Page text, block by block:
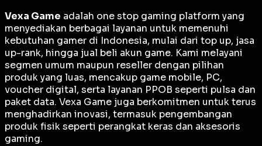
Vexa Game adalah one stop gaming platform yang
menyediakan berbagai layanan untuk memenuhi
kebutuhan gamer di Indonesia, mulai dari top up, jasa
up-rank, hingga jual beli akun game. Kami melayani
segmen umum maupun reseller dengan pilihan
produk yang luas, mencakup game mobile, PC,
voucher digital, serta layanan PPOB seperti pulsa dan
paket data. Vexa Game juga berkomitmen untuk terus
menghadirkan inovasi, termasuk pengembangan
produk fisik seperti perangkat keras dan aksesoris
gaming.